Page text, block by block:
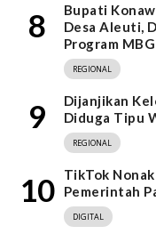
8
Bupati
Desa Aleuti,
Program MBG
REGIONAL
9
Dijanjikan
Diduga Tipu
REGIONAL
10
TikTok
Pemerintah
DIGITAL